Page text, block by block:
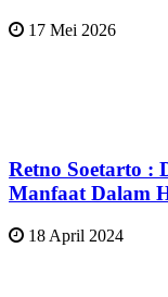
17 Mei 2026
Retno Soetarto :
Manfaat Dalam
18 April 2024